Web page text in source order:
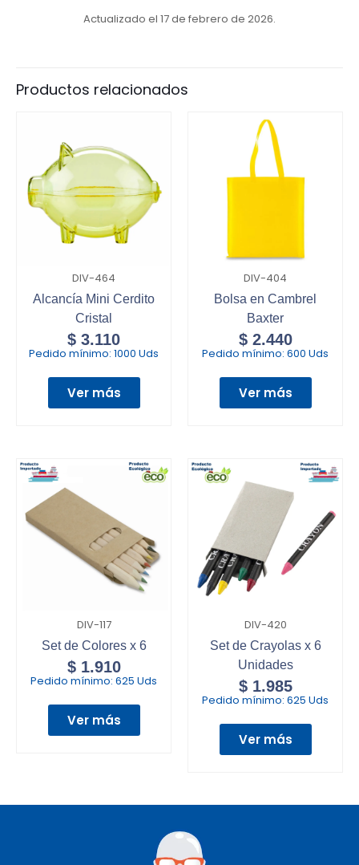
Actualizado el 17 de febrero de 2026.
Productos relacionados
DIV-464
Alcancía Mini Cerdito
Cristal
$ 3.110
Pedido mínimo: 1000 Uds
Ver más
DIV-404
Bolsa en Cambrel
Baxter
$2.440
Pedido mínimo: 600 Uds
Ver más
DIV-117
Set de Colores x 6
$1.910
Pedido mínimo: 625 Uds
Ver más
DIV-420
Set de Crayolas x 6
Unidades
$1.985
Pedido mínimo: 625 Uds
Ver más